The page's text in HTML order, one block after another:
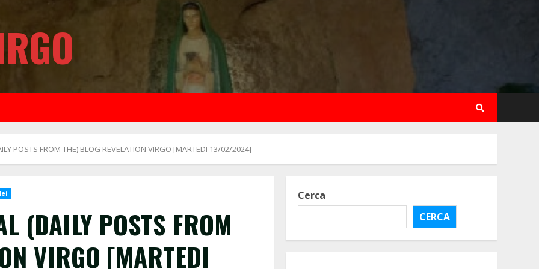
POSTS FROM THE) BLOG REVELATION VIRGO [MARTEDI 13/02/2024]
(DAILY POSTS FROM
VIRGO [MARTEDI
Cerca
CERCA